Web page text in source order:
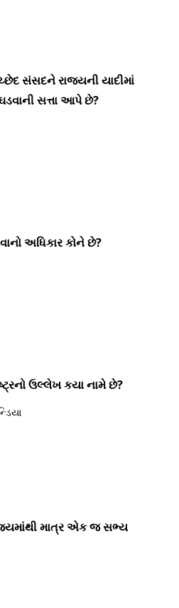
સંસદને રાજ્યની યાદીમાં
સત્તા આપે છે?
અધિકાર કોને છે?
ઉલ્લેખ કયા નામે છે?
માત્ર એક જ સભ્ય